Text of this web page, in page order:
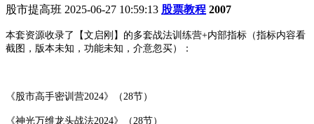
股市提高班 2025-06-27 10:59:13 股票教程 2007
本套资源收录了【文启刚】的多套战法训练营+内部指标（指标内容看
截图，版本未知，功能未知，介意忽买）：
《股市高手密训营2024》（28节）
《神光万维龙头战法2024》（28节）